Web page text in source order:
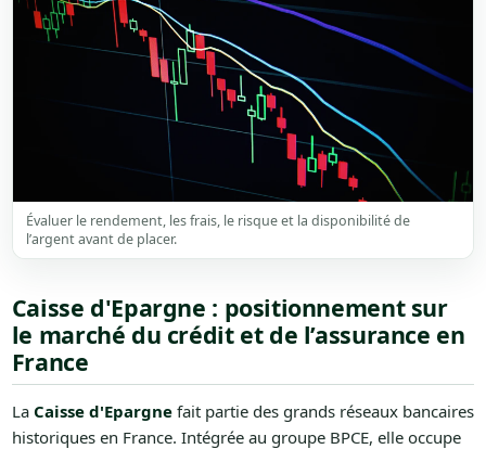
Évaluer le rendement, les frais, le risque et la disponibilité de
l’argent avant de placer.
Caisse d'Epargne : positionnement sur
le marché du crédit et de l’assurance en
France
La Caisse d'Epargnefait partie des grands réseaux bancaires
historiques en France. Intégrée au groupe BPCE, elle occupe